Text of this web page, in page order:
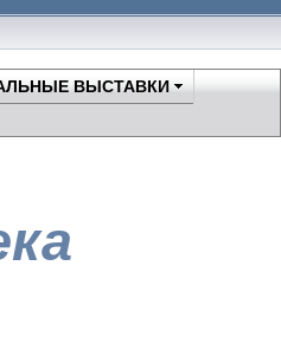
ВЫСТАВКИ